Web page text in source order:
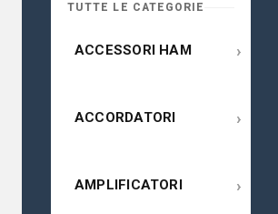
TUTTE LE CATEGORIE
ACCESSORI HAM ›
ACCORDATORI ›
AMPLIFICATORI ›